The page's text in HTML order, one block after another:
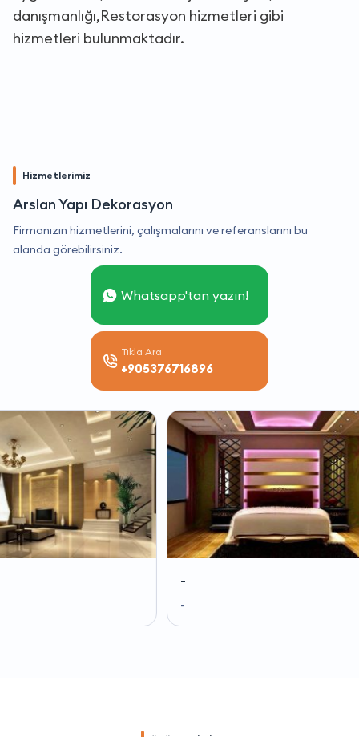
danışmanlığı,Restorasyon hizmetleri gibi
hizmetleri bulunmaktadır.
Hizmetlerimiz
Arslan Yapı Dekorasyon
Firmanızın hizmetlerini, çalışmalarını ve referanslarını bu
alanda görebilirsiniz.
Whatsapp'tan yazın!
Tıkla Ara
+905376716896